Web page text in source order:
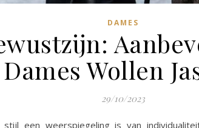
DAMES
Dames Wollen
29/10/2023
een weerspiegeling is van